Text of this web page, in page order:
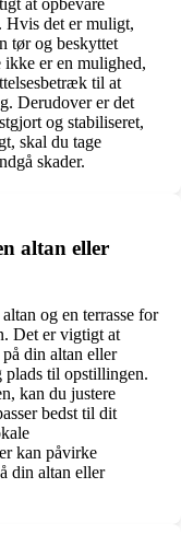
at opbevare
Hvis det er muligt,
tør og beskyttet
ikke er en mulighed,
til at
Derudover er det
og stabiliseret,
skal du tage
skader.
altan eller
og en terrasse for
Det er vigtigt at
din altan eller
plads til opstillingen.
kan du justere
bedst til dit
kan påvirke
din altan eller